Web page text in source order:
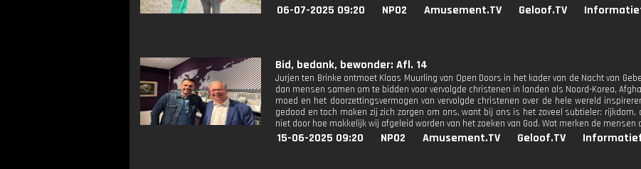
06-07-2025 09:20 NPO2 Amusement.TV Geloof.TV
Bid, bedank, bewonder: Afl. 14
Jurjen ten Brinke ontmoet Klaas Muurling van Open Doors in het kader van de Nacht van
dan mensen samen om te bidden voor vervolgde christenen in landen als Noord-Korea,
moed en het doorzettingsvermogen van vervolgde christenen over de hele wereld
gedood en toch maken zij zich zorgen om ons, want bij ons is het zoveel subtieler:
niet door hoe makkelijk wij afgeleid worden van het zoeken van God. Wat merken de mensen
15-06-2025 09:20 NPO2 Amusement.TV Geloof.TV